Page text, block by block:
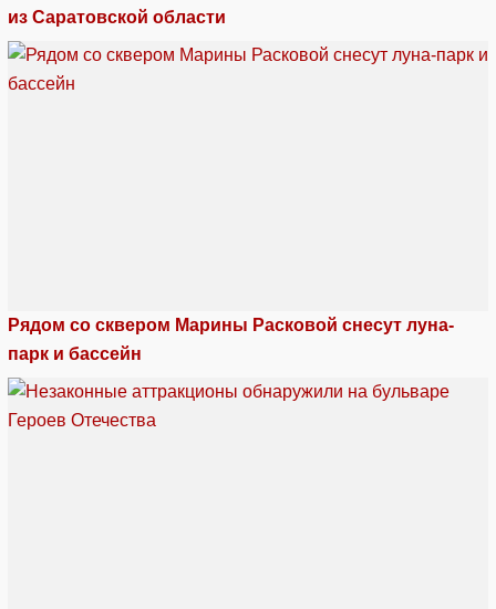
из Саратовской области
Рядом со сквером Марины Расковой снесут луна-
парк и бассейн